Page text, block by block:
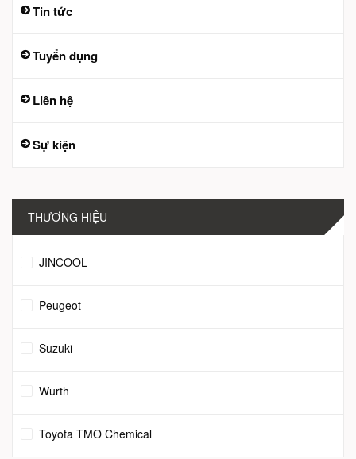
Tin tức
Tuyển dụng
Liên hệ
Sự kiện
THƯƠNG HIỆU
JINCOOL
Peugeot
Suzuki
Wurth
Toyota TMO Chemical